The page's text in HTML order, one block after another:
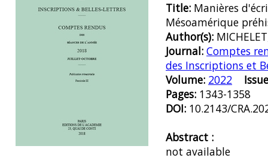
Title: Manières
Mésoamérique
Author(s):
Journal: Comptes
des Inscriptions et
Volume: 2022
Pages: 1343-1358
DOI: 10.2143/
Abstract :
not available